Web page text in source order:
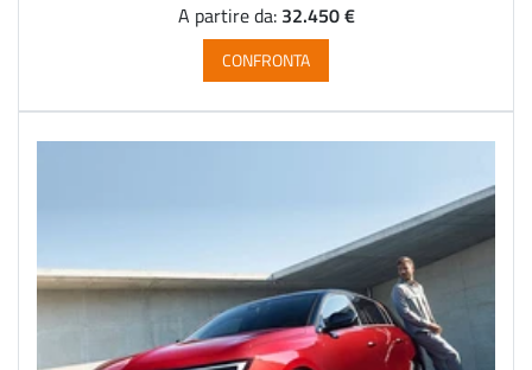
A partire da: 32.450 €
CONFRONTA